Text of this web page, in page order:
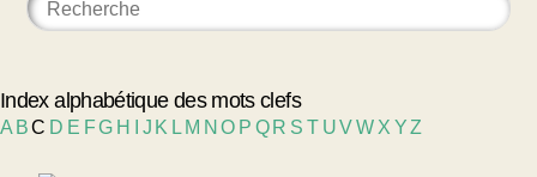
Index alphabétique des mots clefs
A BC D E FG H J K L M NO P Q R S T UVW X YZ